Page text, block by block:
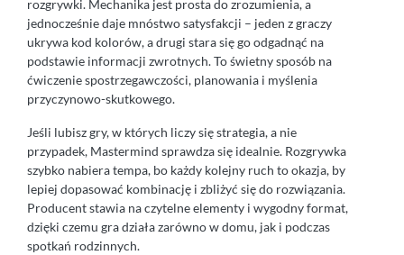
rozgrywki. Mechanika jest prosta do zrozumienia, a
jednocześnie daje mnóstwo satysfakcji – jeden z graczy
ukrywa kod kolorów, a drugi stara się go odgadnąć na
podstawie informacji zwrotnych. To świetny sposób na
ćwiczenie spostrzegawczości, planowania i myślenia
przyczynowo-skutkowego.
Jeśli lubisz gry, w których liczy się strategia, a nie
przypadek, Mastermind sprawdza się idealnie. Rozgrywka
szybko nabiera tempa, bo każdy kolejny ruch to okazja, by
lepiej dopasować kombinację i zbliżyć się do rozwiązania.
Producent stawia na czytelne elementy i wygodny format,
dzięki czemu gra działa zarówno w domu, jak i podczas
spotkań rodzinnych.